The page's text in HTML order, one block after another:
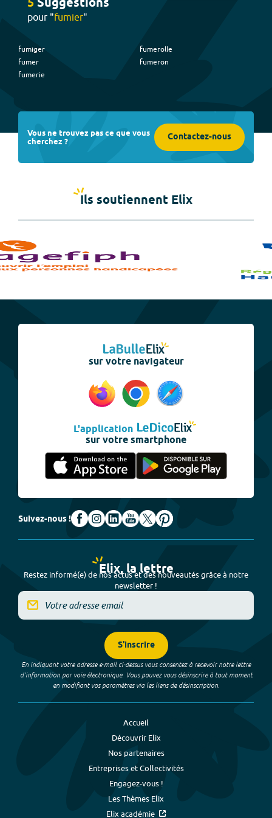
5Suggestions
pour "fumier"
fumiger
fumer
fumerie
fumerolle
fumeron
Vous ne trouvez pas ce que vous
cherchez ? Contactez-nous
Ils soutiennent Elix
sur votre navigateur
L'application
sur votre smartphone
Suivez-nous !
Elix, la lettre
Restez informé(e) de nos actus et des nouveautés grâce à notre
newsletter !
S'inscrire
En indiquant votre adresse e-mail ci-dessus vous consentez à recevoir notre lettre
d’information par voie électronique. Vous pouvez vous désinscrire à tout moment
en modifiant vos paramètres via les liens de désinscription.
Accueil
Découvrir Elix
Nos partenaires
Entreprises et Collectivités
Engagez-vous !
Les Thèmes Elix
Elix académie